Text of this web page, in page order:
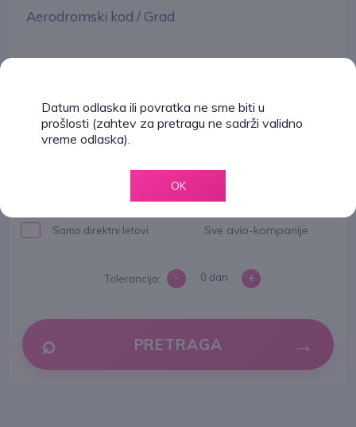
Aerodromski kod / Grad
09.06.2025 15.06.2025
Opcije
EKONOMSKA
Samo direktni letovi Sve avio-kompanije
Tolerancija: - +
0 dan
PRETRAGA
Datum odlaska ili povratka ne sme biti u
prošlosti (zahtev za pretragu ne sadrži validno
vreme odlaska).
OK